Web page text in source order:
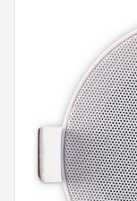
Muziekstijlen
JBL
Samsung